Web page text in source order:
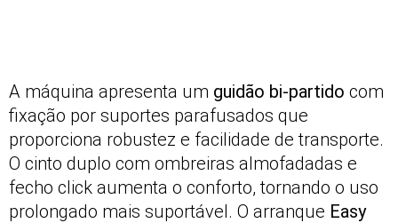
A máquina apresenta um guidão bi-partido com
fixação por suportes parafusados que
proporciona robustez e facilidade de transporte.
O cinto duplo com ombreiras almofadadas e
fecho click aumenta o conforto, tornando o uso
prolongado mais suportável. O arranque Easy